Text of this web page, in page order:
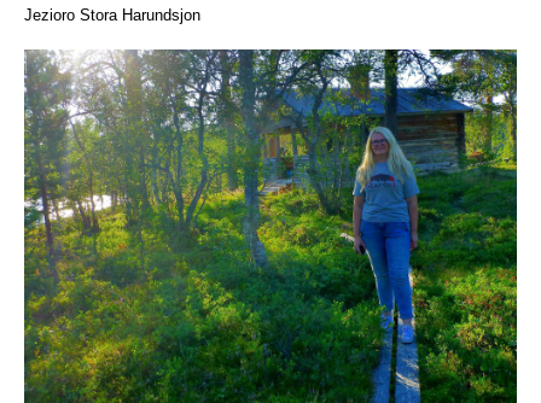
Jezioro Stora Harundsjon